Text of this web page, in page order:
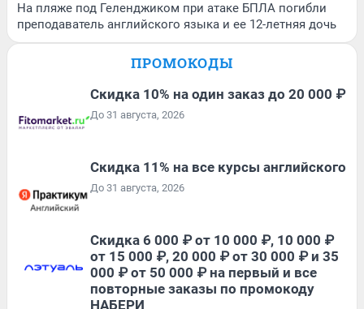
На пляже под Геленджиком при атаке БПЛА погибли
преподаватель английского языка и ее 12-летняя дочь
ПРОМОКОДЫ
Скидка 10% на один заказ до 20 000 ₽
До 31 августа, 2026
Скидка 11% на все курсы английского
До 31 августа, 2026
Скидка 6 000 ₽ от 10 000 ₽, 10 000 ₽
от 15 000 ₽, 20 000 ₽ от 30 000 ₽ и 35
000 ₽ от 50 000 ₽ на первый и все
повторные заказы по промокоду
НАБЕРИ